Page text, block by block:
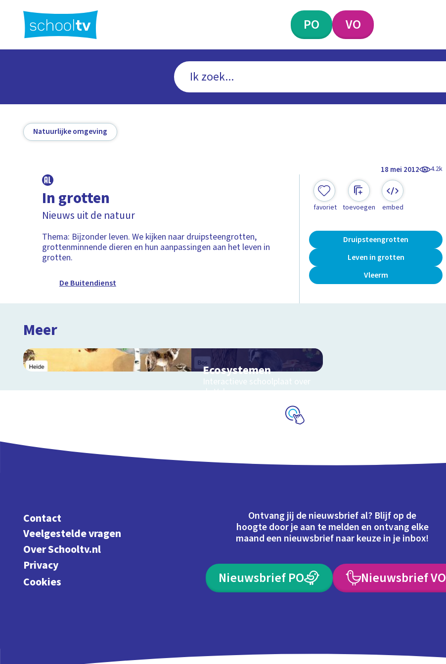
hoofdinhoud
PO VO
Natuurlijke omgeving
18 mei 2012 4.2k
In grotten
Nieuws uit de natuur
Thema: Bijzonder leven. We kijken naar druipsteengrotten,
grottenminnende dieren en hun aanpassingen aan het leven in
grotten.
De Buitendienst
favoriet toevoegen embed
Druipsteengrotten
Leven in grotten
Vleerm
Meer
Ecosystemen
Interactieve schoolplaat over
de Veluwe
Contact
Veelgestelde vragen
Over Schooltv.nl
Privacy
Cookies
Ontvang jij de nieuwsbrief al? Blijf op de
hoogte door je aan te melden en ontvang elke
maand een nieuwsbrief naar keuze in je inbox!
Nieuwsbrief PO Nieuwsbrief VO